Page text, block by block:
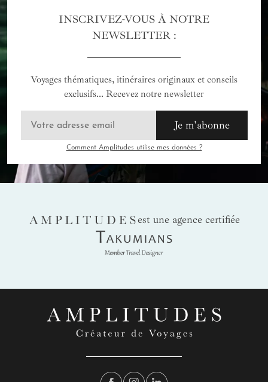
INSCRIVEZ-VOUS À NOTRE
NEWSLETTER :
Voyages thématiques, itinéraires originaux et conseils
exclusifs... Recevez notre newsletter
Je m'abonne
Comment Amplitudes utilise mes données ?
AMPLITUDES
est une agence certifiée
Takumians